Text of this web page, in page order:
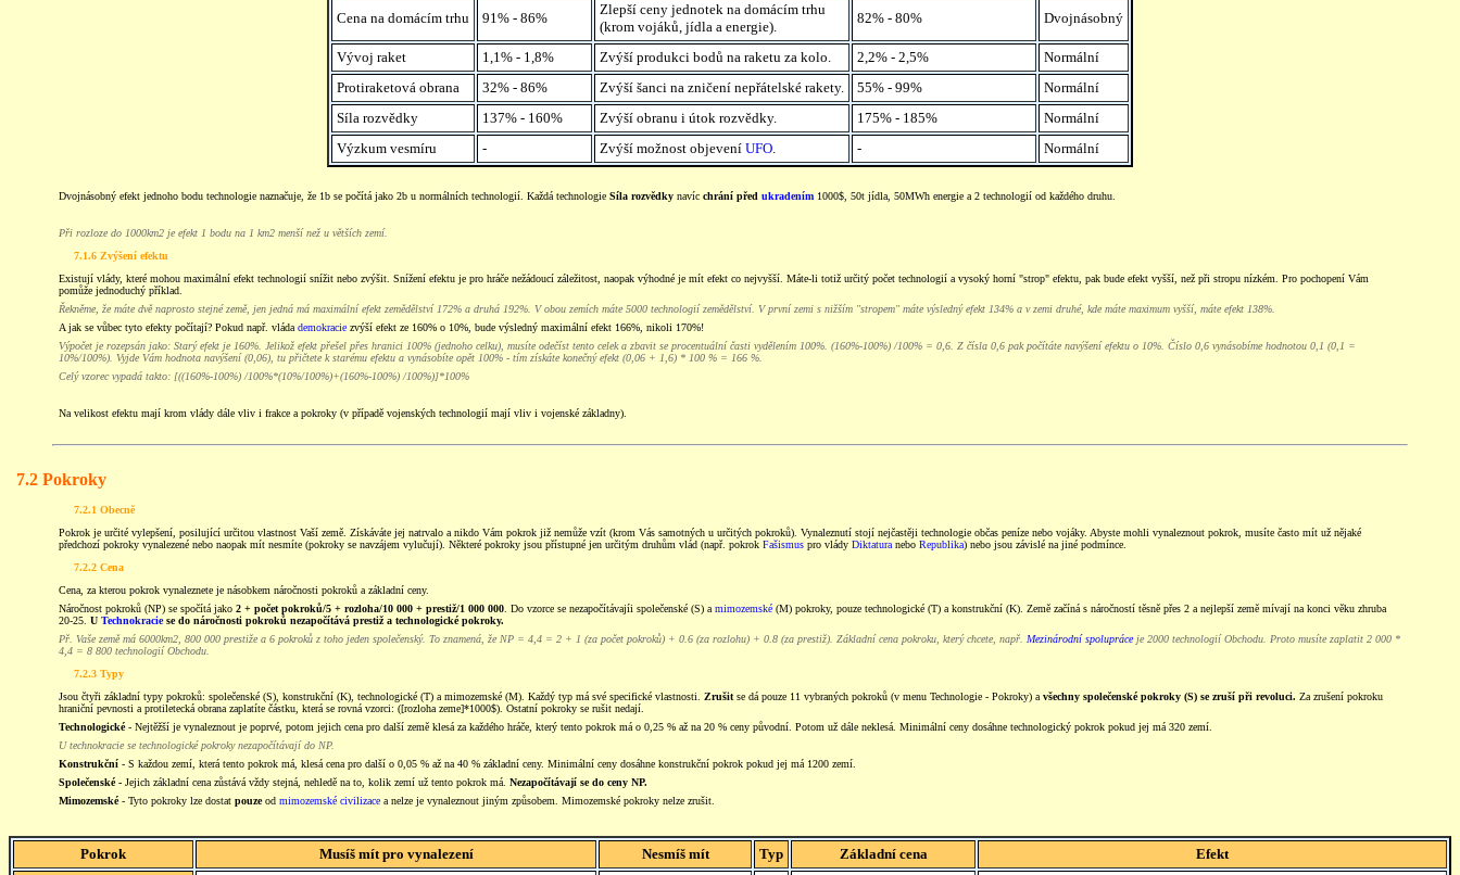
Cena na domácím trhu 91% - 86%
Zlepší ceny jednotek na domácím trhu
(krom vojáků, jídla a energie).
82% - 80% Dvojnásobný
Vývoj raket 1,1% - 1,8% Zvýší produkci bodů na raketu za kolo. 2,2% - 2,5%
Normální
Protiraketová obrana
32% - 86% Zvýší šanci na zničení nepřátelské rakety. 55% - 99%
Normální
Síla rozvědky
137% - 160% Zvýší obranu i útok rozvědky. 175% - 185%
Normální
Výzkum vesmíru
- Zvýší možnost objevení UFO. - Normální
Dvojnásobný efekt jednoho bodu technologie naznačuje, že 1b se počítá jako 2b u normálních technologií. Každá technologie Síla rozvědky navíc chrání před ukradením 1000$, 50t jídla, 50MWh energie a 2 technologií od každého druhu.
Při rozloze do 1000km2 je efekt 1 bodu na 1 km2 menší než u větších zemí.
7.1.6 Zvýšení efektu
Existují vlády, které mohou maximální efekt technologií snížit nebo zvýšit. Snížení efektu je pro hráče nežádoucí záležitost, naopak výhodné je mít efekt co nejvyšší. Máte-li totiž určitý počet technologií a vysoký horní "strop" efektu, pak bude efekt vyšší, než při stropu nízkém. Pro pochopení Vám
pomůže jednoduchý příklad.
Řekněme, že máte dvě naprosto stejné země, jen jedná má maximální efekt zemědělství 172% a druhá 192%. V obou zemích máte 5000 technologií zemědělství. V první zemi s nižším "stropem" máte výsledný efekt 134% a v zemi druhé, kde máte maximum vyšší, máte efekt 138%.
A jak se vůbec tyto efekty počítají? Pokud např. vláda demokracie zvýší efekt ze 160% o 10%, bude výsledný maximální efekt 166%, nikoli 170%!
Výpočet je rozepsán jako: Starý efekt je 160%. Jelikož efekt přešel přes hranici 100% (jednoho celku), musíte odečíst tento celek a zbavit se procentuální časti vydělením 100%. (160%-100%) /100% = 0,6. Z čísla 0,6 pak počítáte navýšení efektu o 10%. Číslo 0,6 vynásobíme hodnotou 0,1 (0,1 =
10%/100%). Vyjde Vám hodnota navýšení (0,06), tu přičtete k starému efektu a vynásobíte opět 100% - tím získáte konečný efekt (0,06 + 1,6) * 100 % = 166 %.
Celý vzorec vypadá takto: [((160%-100%) /100%*(10%/100%)+(160%-100%) /100%)]*100%
Na velikost efektu mají krom vlády dále vliv i frakce a pokroky (v případě vojenských technologií mají vliv i vojenské základny).
7.2 Pokroky
7.2.1 Obecně
Pokrok je určité vylepšení, posilující určitou vlastnost Vaší země. Získáváte jej natrvalo a nikdo Vám pokrok již nemůže vzít (krom Vás samotných u určitých pokroků). Vynaleznutí stojí nejčastěji technologie občas peníze nebo vojáky. Abyste mohli vynaleznout pokrok, musíte často mít už nějaké
předchozí pokroky vynalezené nebo naopak mít nesmíte (pokroky se navzájem vylučují). Některé pokroky jsou přístupné jen určitým druhům vlád (např. pokrok Fašismus pro vlády Diktaturanebo Republika) nebo jsou závislé na jiné podmínce.
7.2.2 Cena
Cena, za kterou pokrok vynaleznete je násobkem náročnosti pokroků a základní ceny.
Náročnost pokroků (NP) se spočítá jako 2 + počet pokroků/5 + rozloha/10 000 + prestiž/1 000 000. Do vzorce se nezapočítávajíi společenské (S) amimozemské (M) pokroky, pouze technologické (T) a konstrukční (K). Země začíná s náročností těsně přes 2 a nejlepší země mívají na konci věku zhruba
20-25. U Technokraciese do náročnosti pokroků nezapočítává prestiž a technologické pokroky.
Př. Vaše země má 6000km2, 800 000 prestiže a 6 pokroků z toho jeden společenský. To znamená, že NP = 4,4 = 2 + 1 (za počet pokroků) + 0.6 (za rozlohu) + 0.8 (za prestiž). Základní cena pokroku, který chcete, např. Mezinárodní spolupráceje 2000 technologií Obchodu. Proto musíte zaplatit 2 000 *
4,4 = 8 800 technologií Obchodu.
7.2.3 Typy
Jsou čtyři základní typy pokroků: společenské (S), konstrukční (K), technologické (T) a mimozemské (M). Každý typ má své specifické vlastnosti. Zrušitse dá pouze 11 vybraných pokroků (v menu Technologie - Pokroky) avšechny společenské pokroky (S) se zruší při revoluci. Za zrušení pokroku
hraniční pevnosti a protiletecká obrana zaplatíte částku, která se rovná vzorci: ([rozloha zeme]*1000$). Ostatní pokroky se rušit nedají.
Technologické- Nejtěžší je vynaleznout je poprvé, potom jejich cena pro další země klesá za každého hráče, který tento pokrok má o 0,25 % až na 20 % ceny původní. Potom už dále neklesá. Minimální ceny dosáhne technologický pokrok pokud jej má 320 zemí.
U technokracie se technologické pokroky nezapočítávají do NP.
Konstrukční - S každou zemí, která tento pokrok má, klesá cena pro další o 0,05 % až na 40 % základní ceny. Minimální ceny dosáhne konstrukční pokrok pokud jej má 1200 zemí.
Společenské - Jejich základní cena zůstává vždy stejná, nehledě na to, kolik zemí už tento pokrok má. Nezapočítávají se do ceny NP.
Mimozemské- Tyto pokroky lze dostat pouzeod mimozemské civilizace a nelze je vynaleznout jiným způsobem. Mimozemské pokroky nelze zrušit.
Pokrok Musíš mít pro vynalezení Nesmíš mít Typ Základní cena Efekt